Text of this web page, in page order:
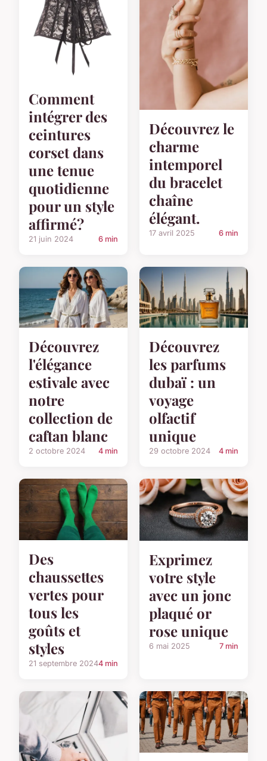
Comment
intégrer des
ceintures
corset dans
une tenue
quotidienne
pour un style
affirmé?
21 juin 2024 6 min
Découvrez le
charme
intemporel
du bracelet
chaîne
élégant.
17 avril 2025 6 min
Découvrez
l'élégance
estivale avec
notre
collection de
caftan blanc
2 octobre 2024 4 min
Découvrez
les parfums
dubaï : un
voyage
olfactif
unique
29 octobre 2024 4 min
Des
chaussettes
vertes pour
tous les
goûts et
styles
21 septembre 20244 min
Exprimez
votre style
avec un jonc
plaqué or
rose unique
6 mai 2025 7 min